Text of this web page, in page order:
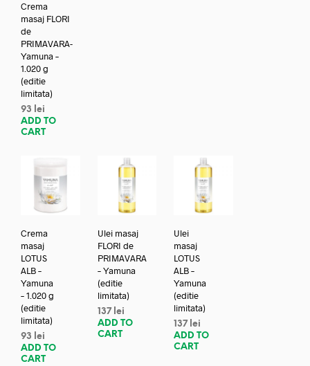
Crema
masaj FLORI
de
PRIMAVARA-
Yamuna –
1.020 g
(editie
limitata)
93
lei
ADD TO
CART
Crema
masaj
LOTUS
ALB –
Yamuna
– 1.020 g
(editie
limitata)
93
lei
ADD TO
CART
Ulei masaj
FLORI de
PRIMAVARA
– Yamuna
(editie
limitata)
137 lei
ADD TO
CART
Ulei
masaj
LOTUS
ALB –
Yamuna
(editie
limitata)
137 lei
ADD TO
CART